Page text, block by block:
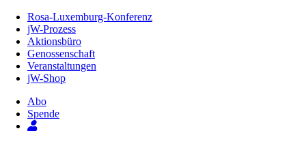
Inhalt
Seite
Rosa-Luxemburg-Konferenz
jW-Prozess
Aktionsbüro
Genossenschaft
Veranstaltungen
jW-Shop
Abo
Spende